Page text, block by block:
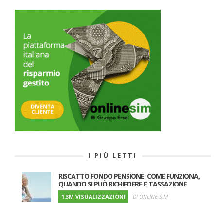
I PIÙ LETTI
RISCATTO FONDO PENSIONE: COME FUNZIONA,
QUANDO SI PUÒ RICHIEDERE E TASSAZIONE
1.3M VISUALIZZAZIONI DI ONLINE SIM